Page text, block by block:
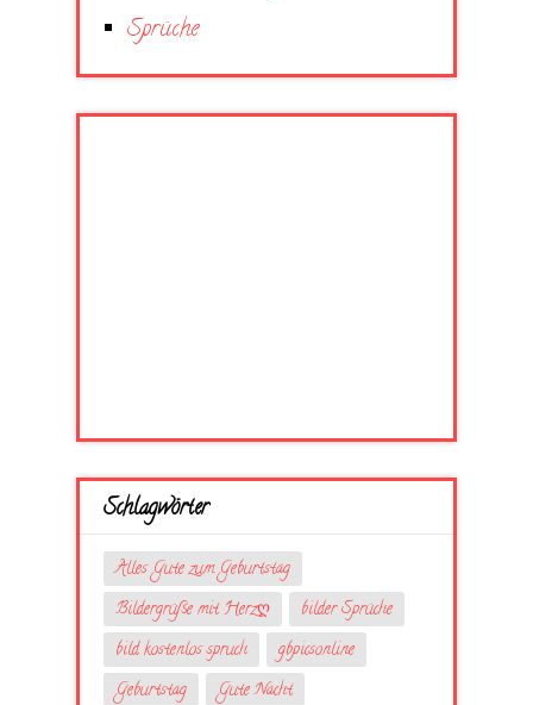
Sprüche
Schlagwörter
Alles Gute zum Geburtstag
Bildergrüße mit Herzღ
bilder Sprüche
bild kostenlos spruch
gbpicsonline
Geburtstag
Gute Nacht